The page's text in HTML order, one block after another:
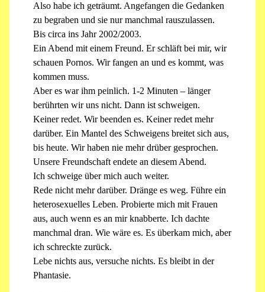
Also habe ich geträumt. Angefangen die Gedanken
zu begraben und sie nur manchmal rauszulassen.
Bis circa ins Jahr 2002/2003.
Ein Abend mit einem Freund. Er schläft bei mir, wir
schauen Pornos. Wir fangen an und es kommt, was
kommen muss.
Aber es war ihm peinlich. 1-2 Minuten – länger
berührten wir uns nicht. Dann ist schweigen.
Keiner redet. Wir beenden es. Keiner redet mehr
darüber. Ein Mantel des Schweigens breitet sich aus,
bis heute. Wir haben nie mehr drüber gesprochen.
Unsere Freundschaft endete an diesem Abend.
Ich schweige über mich auch weiter.
Rede nicht mehr darüber. Dränge es weg. Führe ein
heterosexuelles Leben. Probierte mich mit Frauen
aus, auch wenn es an mir knabberte. Ich dachte
manchmal dran. Wie wäre es. Es überkam mich, aber
ich schreckte zurück.
Lebe nichts aus, versuche nichts. Es bleibt in der
Phantasie.